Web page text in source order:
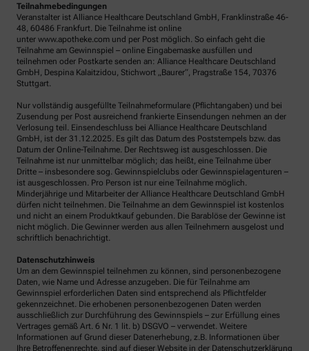
Teilnahmebedingungen
Veranstalter ist Alliance Healthcare Deutschland GmbH, Franklinstraße 46-
48, 60486 Frankfurt. Die Teilnahme ist online
unter www.apotheke.com und per Post möglich. So einfach geht die
Teilnahme am Gewinnspiel – online Eingabemaske ausfüllen und
teilnehmen oder Postkarte senden an: Alliance Healthcare Deutschland
GmbH, Despina Kalaitzidou, Stichwort „Baurer“, Pragstraße 154, 70376
Stuttgart.
Nur vollständig ausgefüllte Teilnahmeformulare (Pflichtangaben) und bei
Zusendung per Post ausreichend frankierte Einsendungen nehmen an der
Verlosung teil. Einsendeschluss bei Alliance Healthcare Deutschland
GmbH, ist der 31.12.2025. Es gilt das Datum des Poststempels bzw. das
Datum der Online-Teilnahme. Der Rechtsweg ist ausgeschlossen. Die
Teilnahme ist nur unmittelbar möglich; das heißt, eine Teilnahme über
Dritte – insbesondere sog. Gewinnspielclubs oder Gewinnspielagenturen –
ist ausgeschlossen. Pro Person ist nur eine Teilnahme möglich.
Minderjährige und Mitarbeiter der Alliance Healthcare Deutschland GmbH
dürfen nicht teilnehmen. Die Teilnahme an dem Gewinnspiel ist kostenlos
und nicht an einem Produktkauf gebunden. Die Barablöse der Gewinne ist
nicht möglich. Die Gewinner werden aus allen Teilnehmern ausgelost und
schriftlich benachrichtigt.
Datenschutzhinweis
Um an dem Gewinnspiel teilnehmen zu können, sind personenbezogene
Daten, wie Name und Adresse anzugeben. Die für Teilnahme am
Gewinnspiel erforderlichen Daten sind entsprechend als Pflichtfelder
gekennzeichnet. Die erhobenen personenbezogenen Daten werden
ausschließlich zur Durchführung des Gewinnspiels – zur Erfüllung eines
Vertrages gemäß Art. 6 Nr. 1 lit. b) DSGVO – verwendet. Weitere
Informationen auf Grund dieser Datenerhebung, z.B. Informationen über
Ihre Betroffenenrechte, sind auf dieser Website in der Datenschutzerklärung